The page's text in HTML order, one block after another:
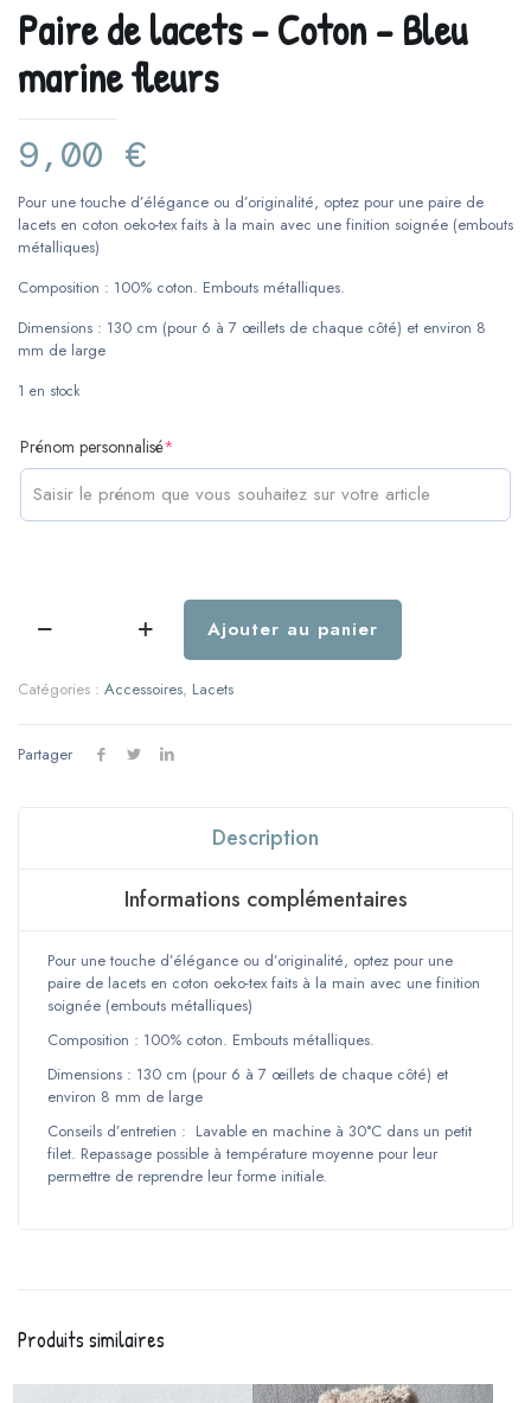
Paire de lacets – Coton – Bleu
marine fleurs
9,00 €
Pour une touche d’élégance ou d’originalité, optez pour une paire de
lacets en coton oeko-tex faits à la main avec une finition soignée (embouts
métalliques)
Composition : 100% coton. Embouts métalliques.
Dimensions : 130 cm (pour 6 à 7 œillets de chaque côté) et environ 8
mm de large
1 en stock
Prénom personnalisé*
quantité
Paire
de
-
Coton
Ajouter au panier
Catégories : Accessoires, Lacets
Partager
Description
Informations complémentaires
Pour une touche d’élégance ou d’originalité, optez pour une
paire de lacets en coton oeko-tex faits à la main avec une finition
soignée (embouts métalliques)
Composition : 100% coton. Embouts métalliques.
Dimensions : 130 cm (pour 6 à 7 œillets de chaque côté) et
environ 8 mm de large
Conseils d’entretien : Lavable en machine à 30°C dans un petit
filet. Repassage possible à température moyenne pour leur
permettre de reprendre leur forme initiale.
Produits similaires